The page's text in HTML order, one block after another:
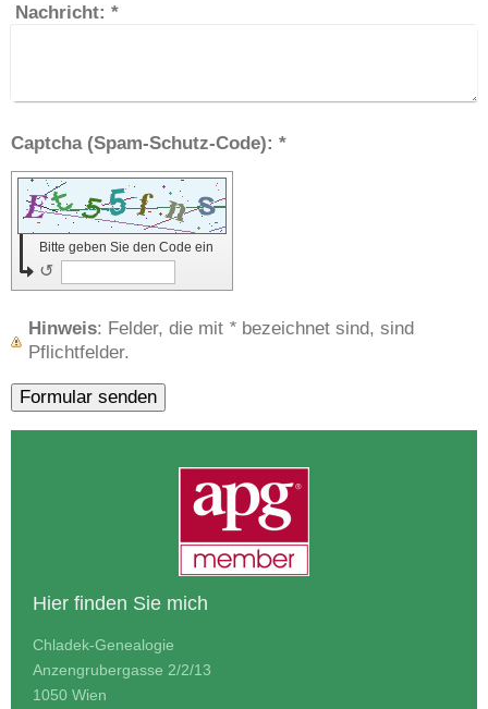
Nachricht: *
Captcha (Spam-Schutz-Code): *
Bitte geben Sie den Code ein
↺
Hinweis : Felder, die mit * bezeichnet sind, sind
Pflichtfelder.
Hier finden Sie mich
Chladek-Genealogie
Anzengrubergasse 2/2/13
1050 Wien